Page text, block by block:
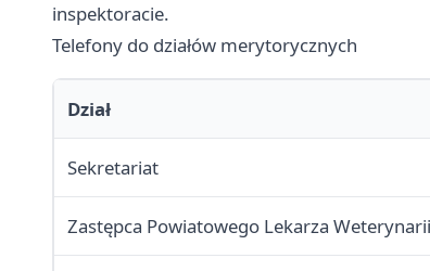
inspektoracie.
Telefony do działów merytorycznych
Dział
Sekretariat
Zastępca Powiatowego Lekarza Weterynarii